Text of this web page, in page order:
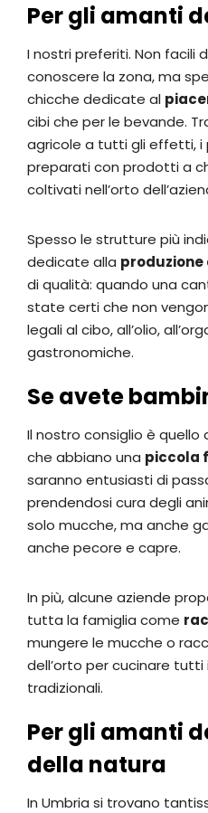
Per gli amanti
I nostri preferiti. Non facili
conoscere la zona, ma
chicche dedicate al
cibi che per le bevande.
agricole a tutti gli effetti, i
preparati con prodotti a
coltivati nell’orto
Spesso le strutture più
dedicate alla produzione
di qualità: quando una
state certi che non
legali al cibo, all’olio,
gastronomiche.
Se avete
Il nostro consiglio è
che abbiano una piccola
saranno entusiasti di
prendendosi cura degli
solo mucche, ma anche
anche pecore e capre.
In più, alcune aziende
tutta la famiglia come
mungere le mucche o
dell’orto per cucinare
tradizionali.
Per gli amanti
della natura
In Umbria si trovano